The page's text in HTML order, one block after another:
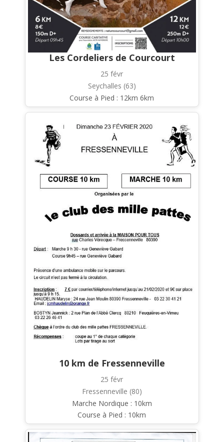
Les Cordeliers de Courcourt
25 févr
Seychalles (63)
Course à Pied : 12km 6km
10 km de Fressenneville
25 févr
Fressenneville (80)
Marche Nordique : 10km
Course à Pied : 10km